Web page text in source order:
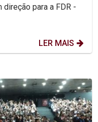
direção para a FDR -
LER MAIS